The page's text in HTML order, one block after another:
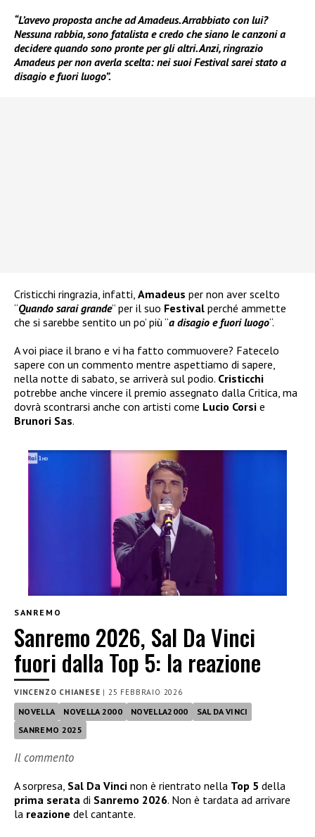
“L’avevo proposta anche ad Amadeus. Arrabbiato con lui?
Nessuna rabbia, sono fatalista e credo che siano le canzoni a
decidere quando sono pronte per gli altri. Anzi, ringrazio
Amadeus per non averla scelta: nei suoi Festival sarei stato a
disagio e fuori luogo”.
Cristicchi ringrazia, infatti, Amadeus per non aver scelto
“Quando sarai grande” per il suo Festival perché ammette
che si sarebbe sentito un po’ più “a disagio e fuori luogo“.
A voi piace il brano e vi ha fatto commuovere? Fatecelo
sapere con un commento mentre aspettiamo di sapere,
nella notte di sabato, se arriverà sul podio. Cristicchi
potrebbe anche vincere il premio assegnato dalla Critica, ma
dovrà scontrarsi anche con artisti come Lucio Corsi e
Brunori Sas.
SANREMO
Sanremo 2026, Sal Da Vinci
fuori dalla Top 5: la reazione
VINCENZO CHIANESE | 25 FEBBRAIO 2026
NOVELLA NOVELLA 2000 NOVELLA2000
SAL DA VINCI
SANREMO 2025
Il commento
A sorpresa, Sal Da Vinci non è rientrato nella Top 5 della
prima serata di Sanremo 2026. Non è tardata ad arrivare
la reazione del cantante.